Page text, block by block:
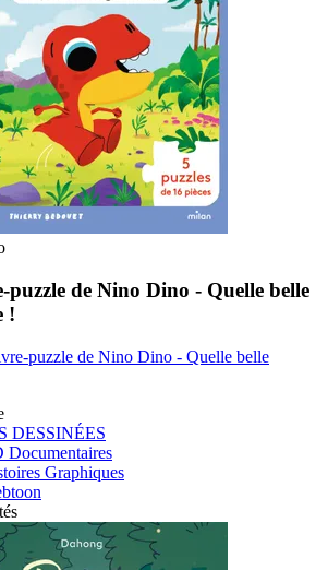
puzzle de Nino Dino - Quelle belle
!
puzzle de Nino Dino - Quelle belle
DESSINÉES
Documentaires
Graphiques